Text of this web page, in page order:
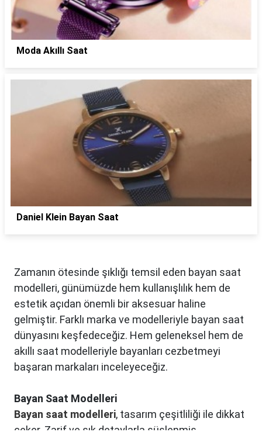
Moda Akıllı Saat
Daniel Klein Bayan Saat
Zamanın ötesinde şıklığı temsil eden bayan saat
modelleri, günümüzde hem kullanışlılık hem de
estetik açıdan önemli bir aksesuar haline
gelmiştir. Farklı marka ve modelleriyle bayan saat
dünyasını keşfedeceğiz. Hem geleneksel hem de
akıllı saat modelleriyle bayanları cezbetmeyi
başaran markaları inceleyeceğiz.
Bayan Saat Modelleri
Bayan saat modelleri, tasarım çeşitliliği ile dikkat
çeker. Zarif ve şık detaylarla süslenmiş